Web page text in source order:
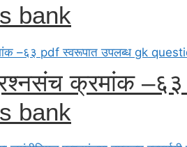
bank
प्रश्नसंच क्रमांक
bank